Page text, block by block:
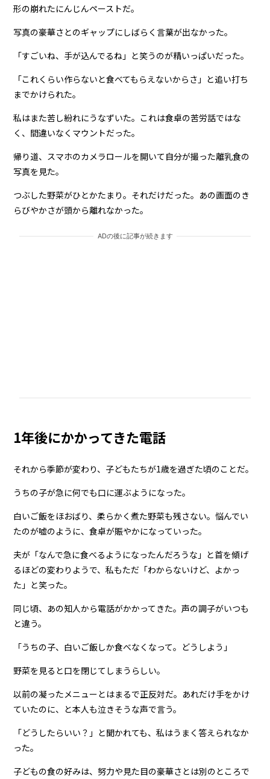
形の崩れたにんじんペーストだ。
写真の豪華さとのギャップにしばらく言葉が出なかった。
「すごいね、手が込んでるね」と笑うのが精いっぱいだった。
「これくらい作らないと食べてもらえないからさ」と追い打ち
までかけられた。
私はまた苦し紛れにうなずいた。これは食卓の苦労話ではな
く、間違いなくマウントだった。
帰り道、スマホのカメラロールを開いて自分が撮った離乳食の
写真を見た。
つぶした野菜がひとかたまり。それだけだった。あの画面のき
らびやかさが頭から離れなかった。
ADの後に記事が続きます
1年後にかかってきた電話
それから季節が変わり、子どもたちが1歳を過ぎた頃のことだ。
うちの子が急に何でも口に運ぶようになった。
白いご飯をほおばり、柔らかく煮た野菜も残さない。悩んでい
たのが嘘のように、食卓が賑やかになっていった。
夫が「なんで急に食べるようになったんだろうな」と首を傾げ
るほどの変わりようで、私もただ「わからないけど、よかっ
た」と笑った。
同じ頃、あの知人から電話がかかってきた。声の調子がいつも
と違う。
「うちの子、白いご飯しか食べなくなって。どうしよう」
野菜を見ると口を閉じてしまうらしい。
以前の凝ったメニューとはまるで正反対だ。あれだけ手をかけ
ていたのに、と本人も泣きそうな声で言う。
「どうしたらいい？」と聞かれても、私はうまく答えられなか
った。
子どもの食の好みは、努力や見た目の豪華さとは別のところで